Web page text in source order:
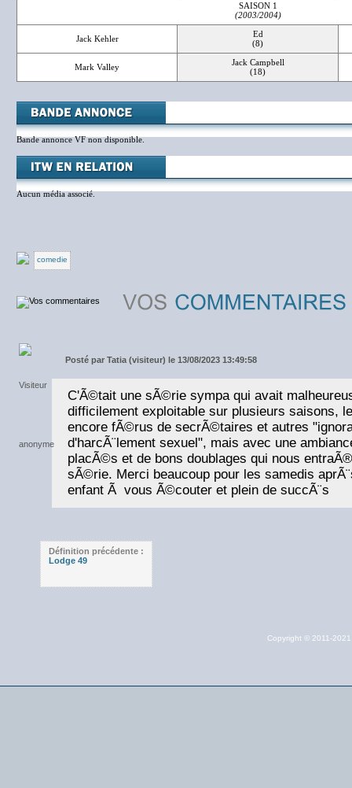
SAISON 1
(2003/2004)
Jack Kehler
Ed
(8)
Mark Valley
Jack Campbell
(18)
Bande annonce VF non disponible.
Aucun média associé.
comedie
Posté par Tatia (visiteur) le 13/08/2023 13:49:58
C'Ã©tait une sÃ©rie sympa qui avait
difficilement exploitable sur plusieurs saisons,
encore fÃ©rus de secrÃ©taires et autres
d'harcÃ¨lement sexuel", mais avec une
placÃ©s et de bons doublages qui nous
sÃ©rie. Merci beaucoup pour les samedis
enfant Ã vous Ã©couter et plein de succÃ¨s
Définition précédente :
Lodge 49
Copyright © 2011-